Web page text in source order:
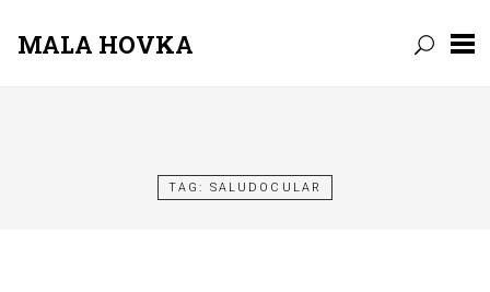
MALA HOVKA
TAG: SALUDOCULAR